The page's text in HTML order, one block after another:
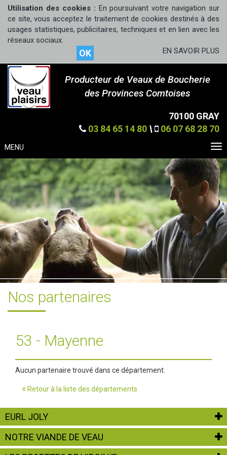
Utilisation des cookies : En poursuivant votre navigation sur
ce site, vous acceptez le traitement de cookies destinés à des
usages statistiques, publicitaires, techniques et en lien avec les
réseaux sociaux.
OK EN SAVOIR PLUS
Producteur de Veaux de Boucherie
des Provinces Comtoises
70100 GRAY
03 84 65 14 80 \ 06 07 68 28 70
MENU
Nos partenaires
53 - Mayenne
Aucun partenaire trouvé dans ce département.
Retour à la liste des départements
EURL JOLY
NOTRE VIANDE DE VEAU